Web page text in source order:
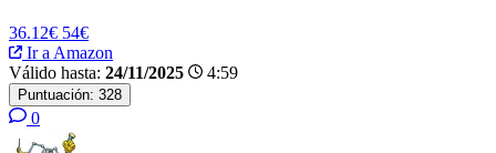
36.12€ 54€
Ir a Amazon
Válido hasta: 24/11/2025 4:59
Puntuación: 328
0